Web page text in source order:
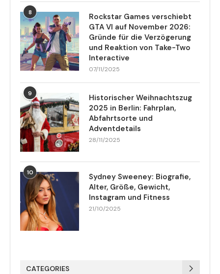
8
Rockstar Games verschiebt
GTA VI auf November 2026:
Gründe für die Verzögerung
und Reaktion von Take-Two
Interactive
07/11/2025
9
Historischer Weihnachtszug
2025 in Berlin: Fahrplan,
Abfahrtsorte und
Adventdetails
28/11/2025
10
Sydney Sweeney: Biografie,
Alter, Größe, Gewicht,
Instagram und Fitness
21/10/2025
CATEGORIES